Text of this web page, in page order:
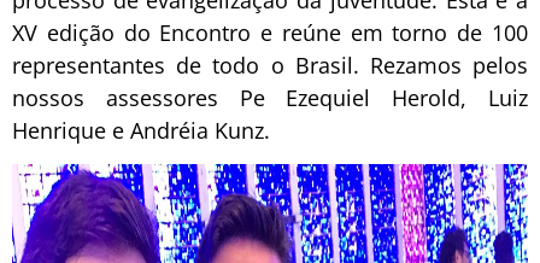
XV edição do Encontro e reúne em torno de 100
representantes de todo o Brasil. Rezamos pelos
nossos assessores Pe Ezequiel Herold, Luiz
Henrique e Andréia Kunz.